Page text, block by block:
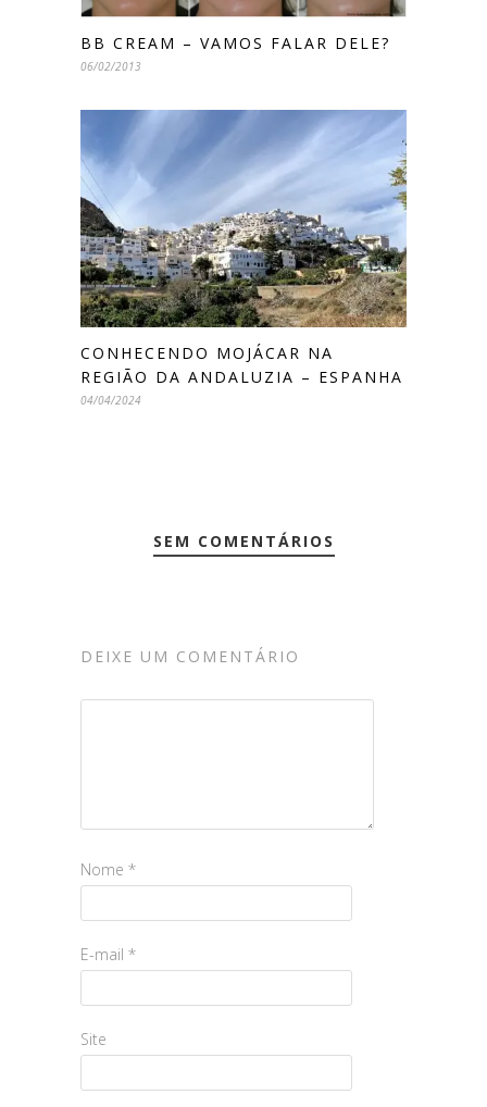
BB CREAM – VAMOS FALAR DELE?
06/02/2013
CONHECENDO MOJÁCAR NA
REGIÃO DA ANDALUZIA – ESPANHA
04/04/2024
SEM COMENTÁRIOS
DEIXE UM COMENTÁRIO
Nome *
E-mail *
Site